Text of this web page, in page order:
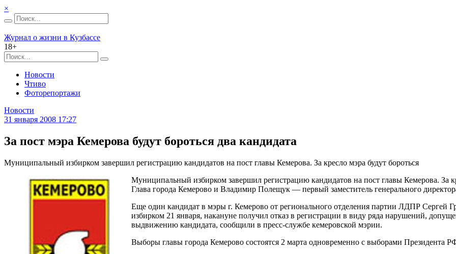
×
Журнал о жизни в Кузбассе
18+
Новости
Чтиво
Фоторепортажи
Новости
31 января 2008 17:27
За пост мэра Кемерова будут бороться два кандидата
Муниципальный избирком завершил регистрацию кандидатов на пост главы Кемерова. За кресло мэра будут бороться
Муниципальный избирком завершил регистрацию кандидатов на пост главы Кемерова. За
Глава города Кемерово и Владимир Полещук — первый заместитель генерального
Еще один кандидат в мэры г. Кемерово от регионального отделения партии ЛДПР Сергей
избирком 21 января, накануне получил отказ в регистрации в виду ряда нарушений,
выдвижению кандидата, сообщили в пресс-службе кемеровской мэрии.
Выборы главы города Кемерово состоятся 2 марта одновременно с выборами Президента